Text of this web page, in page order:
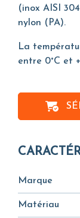
(inox AISI
nylon (PA).
La
entre 0°C et
Marque
Matériau